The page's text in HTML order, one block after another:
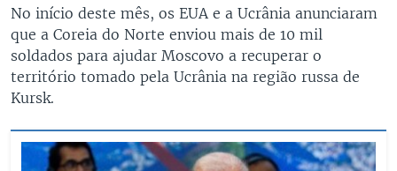
No início deste mês, os EUA e a Ucrânia anunciaram
que a Coreia do Norte enviou mais de 10 mil
soldados para ajudar Moscovo a recuperar o
território tomado pela Ucrânia na região russa de
Kursk.